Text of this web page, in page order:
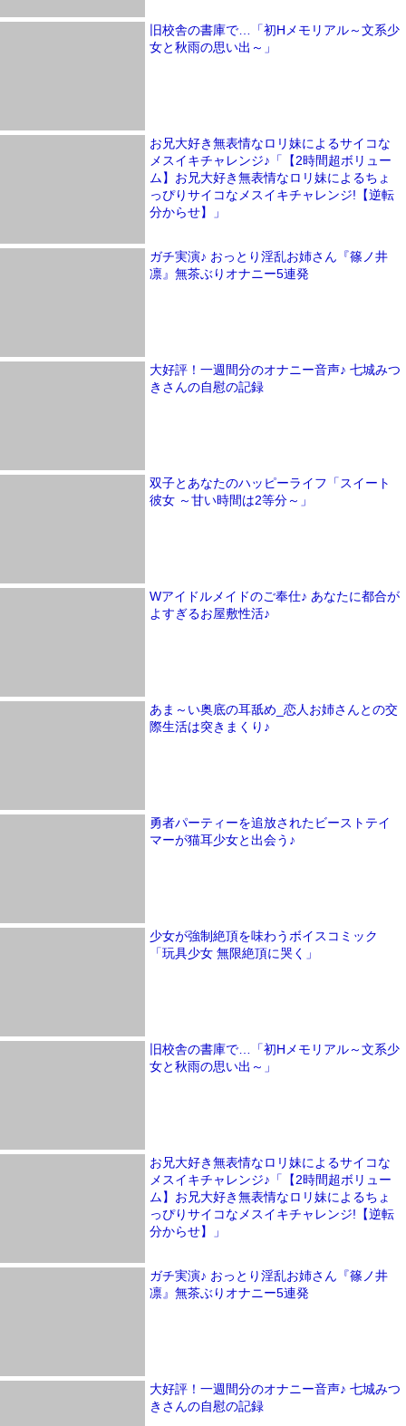
旧校舎の書庫で…「初Hメモリアル～文系少
女と秋雨の思い出～」
お兄大好き無表情なロリ妹によるサイコな
メスイキチャレンジ♪「【2時間超ボリュー
ム】お兄大好き無表情なロリ妹によるちょ
っぴりサイコなメスイキチャレンジ!【逆転
分からせ】」
ガチ実演♪ おっとり淫乱お姉さん『篠ノ井
凛』無茶ぶりオナニー5連発
大好評！一週間分のオナニー音声♪ 七城みつ
きさんの自慰の記録
双子とあなたのハッピーライフ「スイート
彼女 ～甘い時間は2等分～」
Wアイドルメイドのご奉仕♪ あなたに都合が
よすぎるお屋敷性活♪
あま～い奥底の耳舐め_恋人お姉さんとの交
際生活は突きまくり♪
勇者パーティーを追放されたビーストテイ
マーが猫耳少女と出会う♪
少女が強制絶頂を味わうボイスコミック
「玩具少女 無限絶頂に哭く」
旧校舎の書庫で…「初Hメモリアル～文系少
女と秋雨の思い出～」
お兄大好き無表情なロリ妹によるサイコな
メスイキチャレンジ♪「【2時間超ボリュー
ム】お兄大好き無表情なロリ妹によるちょ
っぴりサイコなメスイキチャレンジ!【逆転
分からせ】」
ガチ実演♪ おっとり淫乱お姉さん『篠ノ井
凛』無茶ぶりオナニー5連発
大好評！一週間分のオナニー音声♪ 七城みつ
きさんの自慰の記録